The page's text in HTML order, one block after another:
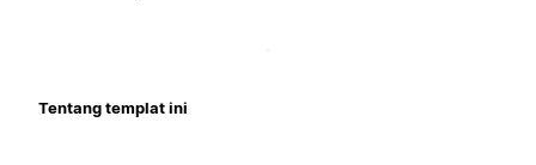
Tentang templat ini